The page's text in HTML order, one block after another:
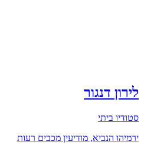
לירון דנגור
סטודיו ביתי
ירמיהו הנביא, מודיעין מכבים רעות